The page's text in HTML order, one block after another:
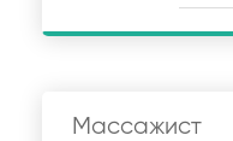
Массажист